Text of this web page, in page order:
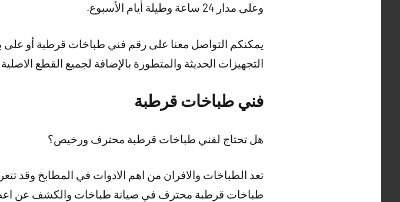
وعلى مدار 24 ساعة وطيلة أيام الأسبوع.
يمكنكم التواصل معنا على رقم فني طباخات قرطبة أو على
التجهيزات الحديثة والمتطورة بالإضافة لجميع القطع
فني طباخات قرطبة
هل تحتاج لفني طباخات قرطبة محترف ورخيص؟
تعد الطباخات والافران من اهم الادوات في المطابخ وقد
طباخات قرطبة محترف في صيانة طباخات والكشف عن اعطال